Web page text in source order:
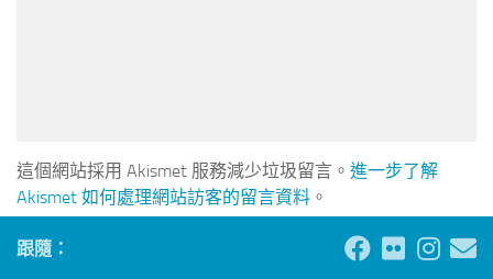
這個網站採用 Akismet 服務減少垃圾留言。 進一步了解
Akismet 如何處理網站訪客的留言資料 。
跟隨：